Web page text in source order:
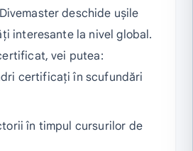
deschide ușile
interesante la nivel global.
vei putea:
certificați în scufundări
în timpul cursurilor de